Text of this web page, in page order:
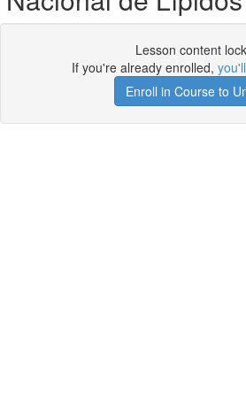
Lesson content
If you're already enrolled,
Enroll in Course to